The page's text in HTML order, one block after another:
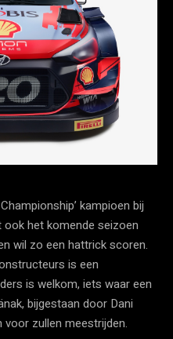
kampioen bij
het komende seizoen
wil zo een hattrick scoren.
is een
is welkom, iets waar een
bijgestaan door Dani
zullen meestrijden.